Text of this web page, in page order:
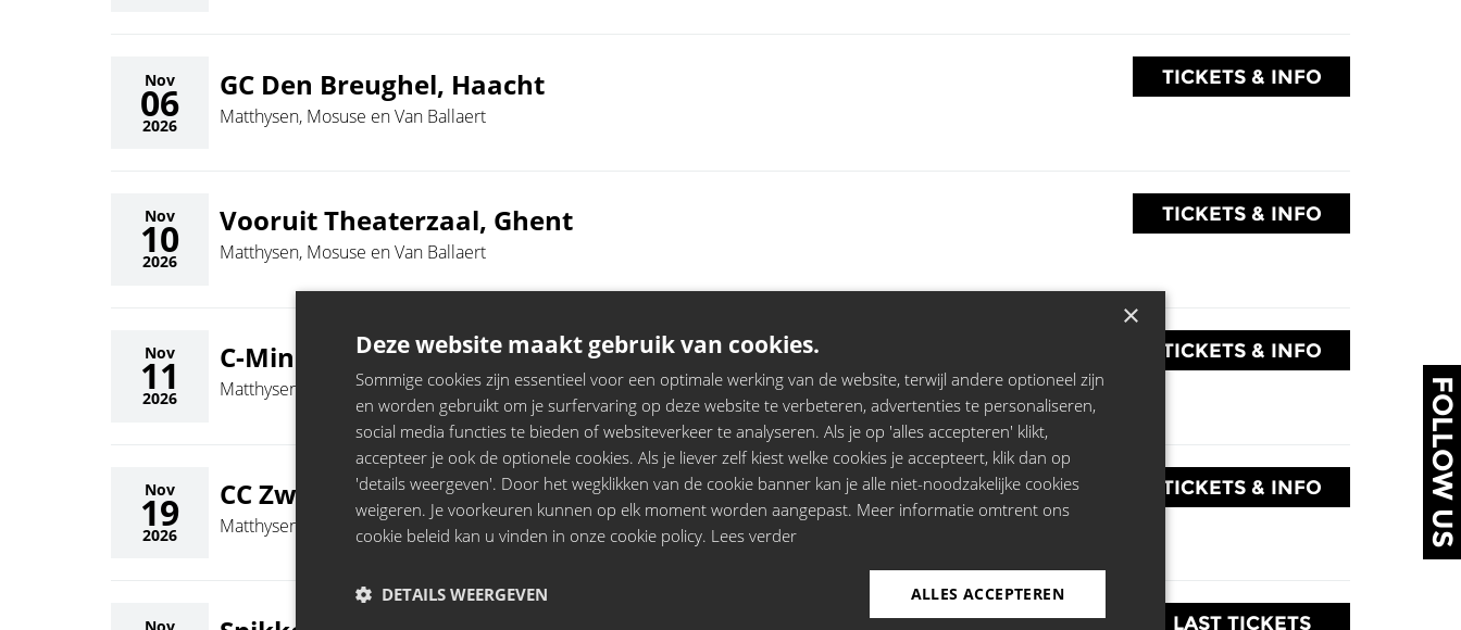
Nov
06
2026
GC Den Breughel, Haacht
Matthysen, Mosuse en Van Ballaert
TICKETS & INFO
Nov
10
2026
Vooruit Theaterzaal, Ghent
Matthysen, Mosuse en Van Ballaert
TICKETS & INFO
Nov
11
2026
C-Mine, Genk
Matthysen, Mosuse en Van Ballaert
TICKETS & INFO
Nov
19
2026
CC Zwaneberg, Heist-op-den-Berg
Matthysen, Mosuse en Van Ballaert
TICKETS & INFO
Nov LAST TICKETS
FOLLOW US
×
Deze website maakt gebruik van cookies.
Sommige cookies zijn essentieel voor een optimale werking van de website, terwijl andere optioneel zijn
en worden gebruikt om je surfervaring op deze website te verbeteren, advertenties te personaliseren,
social media functies te bieden of websiteverkeer te analyseren. Als je op 'alles accepteren' klikt,
accepteer je ook de optionele cookies. Als je liever zelf kiest welke cookies je accepteert, klik dan op
'details weergeven'. Door het wegklikken van de cookie banner kan je alle niet-noodzakelijke cookies
weigeren. Je voorkeuren kunnen op elk moment worden aangepast. Meer informatie omtrent ons
cookie beleid kan u vinden in onze cookie policy. Lees verder
ALLES ACCEPTEREN
DETAILS WEERGEVEN